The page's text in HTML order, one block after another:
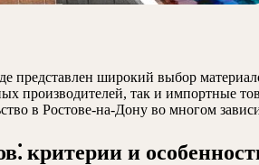
представлен широкий выбор
производителей, так и импортные
в Ростове-на-Дону во многом
критерии и